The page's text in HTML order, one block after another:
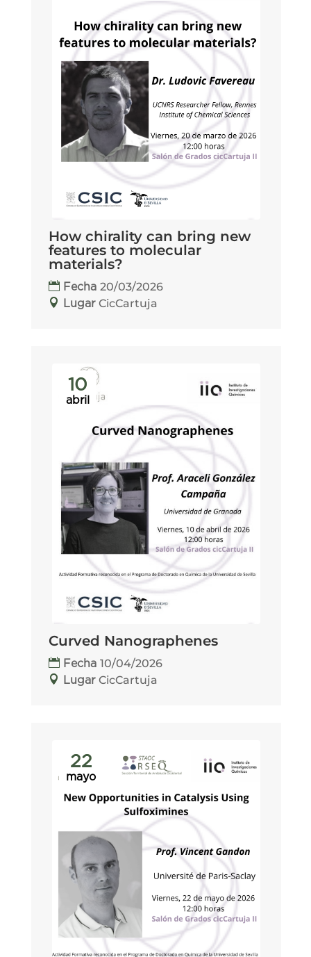
How chirality can bring new
features to molecular
materials?
Fecha 20/03/2026
Lugar CicCartuja
10
abril
Curved Nanographenes
Fecha 10/04/2026
Lugar CicCartuja
22
mayo